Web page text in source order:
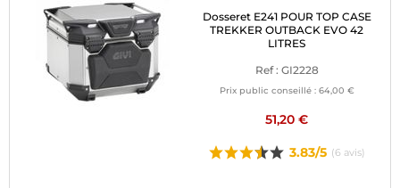
Dosseret E241 POUR TOP CASE
TREKKER OUTBACK EVO 42
LITRES
Ref : GI2228
Prix public conseillé : 64,00 €
51,20 €
3.83/5 (6 avis)